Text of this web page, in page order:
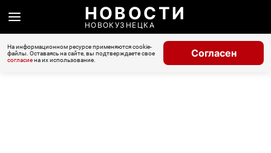
НОВОСТИ
НОВОКУЗНЕЦКА
На информационном ресурсе применяются cookie-
файлы. Оставаясь на сайте, вы подтверждаете свое
согласиена их использование.
Согласен